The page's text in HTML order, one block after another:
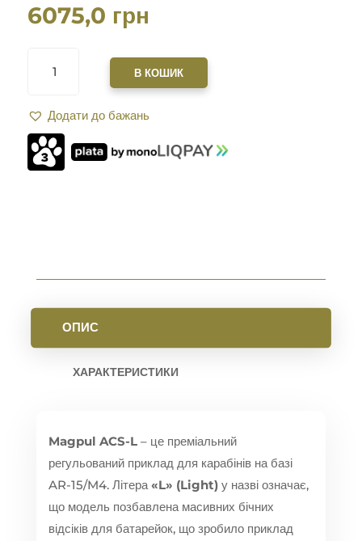
6075,0 грн
MAGPUL
(COMMERCIAL
SPEC)
РЕГУЛЬОВАНИЙ
ДЛЯ
В КОШИК
Додати до бажань
ОПИС
ХАРАКТЕРИСТИКИ
Magpul ACS-L– це преміальний
регульований приклад для карабінів на базі
AR-15/M4. Літера«L» (Light)у назві означає,
що модель позбавлена масивних бічних
відсіків для батарейок, що зробило приклад